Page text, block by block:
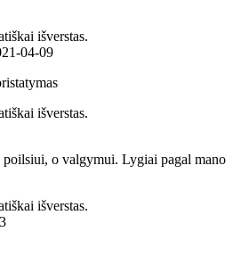
išverstas.
išverstas.
o valgymui. Lygiai pagal mano
išverstas.